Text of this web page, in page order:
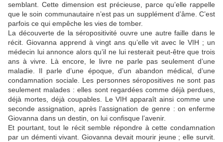
semblant. Cette dimension est précieuse, parce qu’elle rappelle
que le soin communautaire n’est pas un supplément d’âme. C’est
parfois ce qui empêche les vies de tomber.
La découverte de la séropositivité ouvre une autre faille dans le
récit. Giovanna apprend à vingt ans qu’elle vit avec le VIH ; un
médecin lui annonce alors qu’il ne lui resterait peut-être que trois
ans à vivre. Là encore, le livre ne parle pas seulement d’une
maladie. Il parle d’une époque, d’un abandon médical, d’une
condamnation sociale. Les personnes séropositives ne sont pas
seulement malades : elles sont regardées comme déjà perdues,
déjà mortes, déjà coupables. Le VIH apparaît ainsi comme une
seconde assignation, après l’assignation de genre : on enferme
Giovanna dans un destin, on lui confisque l’avenir.
Et pourtant, tout le récit semble répondre à cette condamnation
par un démenti vivant. Giovanna devait mourir jeune ; elle survit.